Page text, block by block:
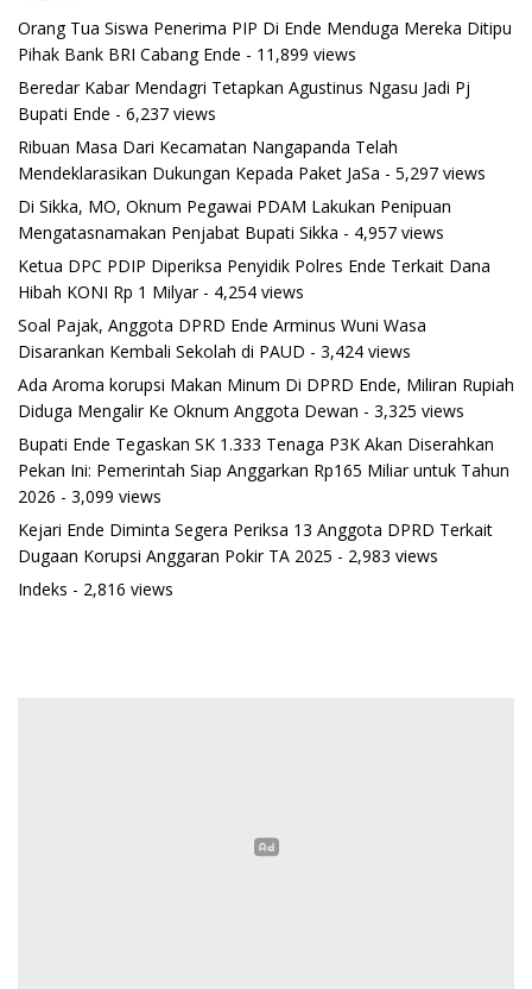
Orang Tua Siswa Penerima PIP Di Ende Menduga Mereka Ditipu
Pihak Bank BRI Cabang Ende - 11,899 views
Beredar Kabar Mendagri Tetapkan Agustinus Ngasu Jadi Pj
Bupati Ende - 6,237 views
Ribuan Masa Dari Kecamatan Nangapanda Telah
Mendeklarasikan Dukungan Kepada Paket JaSa - 5,297 views
Di Sikka, MO, Oknum Pegawai PDAM Lakukan Penipuan
Mengatasnamakan Penjabat Bupati Sikka - 4,957 views
Ketua DPC PDIP Diperiksa Penyidik Polres Ende Terkait Dana
Hibah KONI Rp 1 Milyar- 4,254 views
Soal Pajak, Anggota DPRD Ende Arminus Wuni Wasa
Disarankan Kembali Sekolah di PAUD - 3,424 views
Ada Aroma korupsi Makan Minum Di DPRD Ende, Miliran Rupiah
Diduga Mengalir Ke Oknum Anggota Dewan - 3,325 views
Bupati Ende Tegaskan SK 1.333 Tenaga P3K Akan Diserahkan
Pekan Ini: Pemerintah Siap Anggarkan Rp165 Miliar untuk Tahun
2026 - 3,099 views
Kejari Ende Diminta Segera Periksa 13 Anggota DPRD Terkait
Dugaan Korupsi Anggaran Pokir TA 2025 - 2,983 views
Indeks - 2,816 views